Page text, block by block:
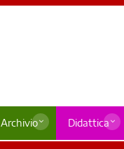
Archivio Didattica